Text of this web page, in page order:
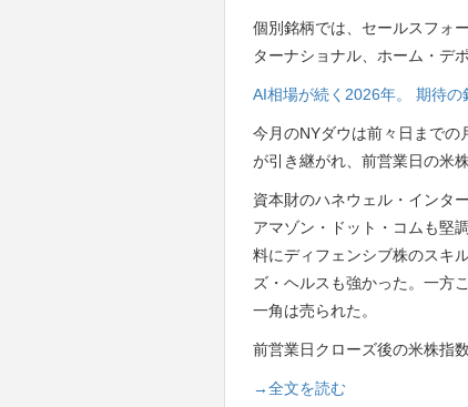
個別銘柄では、セールスフォ
ターナショナル、ホーム・デ
AI相場が続く2026年。 期待
今月のNYダウは前々日まで
が引き継がれ、前営業日の米
資本財のハネウェル・インタ
アマゾン・ドット・コムも堅
料にディフェンシブ株のスキ
ズ・ヘルスも強かった。一方
一角は売られた。
前営業日クローズ後の米株指
→全文を読む